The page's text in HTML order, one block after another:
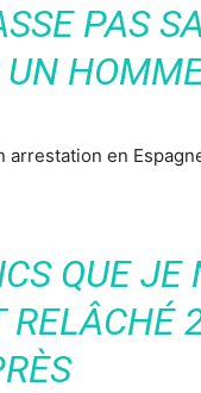
PAS
UN
arrestation en
QUE JE
RELÂCHÉ